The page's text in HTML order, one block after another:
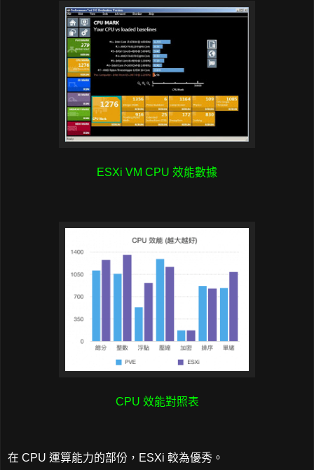
ESXi VM CPU 效能數據
CPU 效能對照表
在 CPU 運算能力的部份，ESXi 較為優秀。